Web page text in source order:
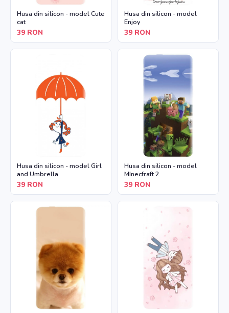
Husa din silicon - model Cute
cat
39 RON
Husa din silicon - model
Enjoy
39 RON
Husa din silicon - model Girl
and Umbrella
39 RON
Husa din silicon - model
MInecfraft 2
39 RON